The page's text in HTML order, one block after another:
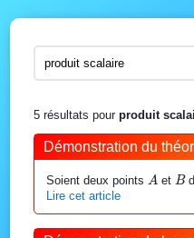
5 résultats pour produit
Démonstration du
Soient deux points A
A et B
B
Lire cet article